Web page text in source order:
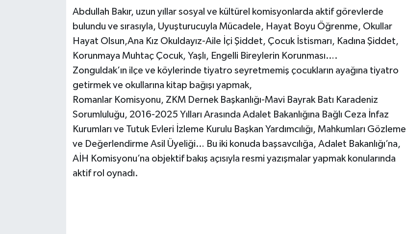
Abdullah Bakır, uzun yıllar sosyal ve kültürel komisyonlarda aktif görevlerde
bulundu ve sırasıyla, Uyuşturucuyla Mücadele, Hayat Boyu Öğrenme, Okullar
Hayat Olsun,Ana Kız Okuldayız-Aile İçi Şiddet, Çocuk İstismarı, Kadına Şiddet,
Korunmaya Muhtaç Çocuk, Yaşlı, Engelli Bireylerin Korunması….
Zonguldak’ın ilçe ve köylerinde tiyatro seyretmemiş çocukların ayağına tiyatro
getirmek ve okullarına kitap bağışı yapmak,
Romanlar Komisyonu, ZKM Dernek Başkanlığı-Mavi Bayrak Batı Karadeniz
Sorumluluğu, 2016-2025 Yılları Arasında Adalet Bakanlığına Bağlı Ceza İnfaz
Kurumları ve Tutuk Evleri İzleme Kurulu Başkan Yardımcılığı, Mahkumları Gözleme
ve Değerlendirme Asil Üyeliği… Bu iki konuda başsavcılığa, Adalet Bakanlığı’na,
AİH Komisyonu’na objektif bakış açısıyla resmi yazışmalar yapmak konularında
aktif rol oynadı.